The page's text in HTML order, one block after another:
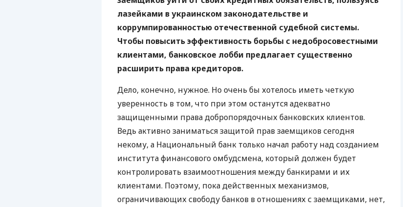
КЕШБЭКА
ПУТЕВОДИТЕЛИ ПО
БАНКОВСКИМ КАРТАМ
лазейками в украинском законодательстве и
коррумпированностью отечественной судебной системы.
Чтобы повысить эффективность борьбы с недобросовестными
клиентами, банковское лобби предлагает существенно
расширить права кредиторов.
Дело, конечно, нужное. Но очень бы хотелось иметь четкую
уверенность в том, что при этом останутся адекватно
защищенными права добропорядочных банковских клиентов.
Ведь активно заниматься защитой прав заемщиков сегодня
некому, а Национальный банк только начал работу над созданием
института финансового омбудсмена, который должен будет
контролировать взаимоотношения между банкирами и их
клиентами. Поэтому, пока действенных механизмов,
ограничивающих свободу банков в отношениях с заемщиками, нет,